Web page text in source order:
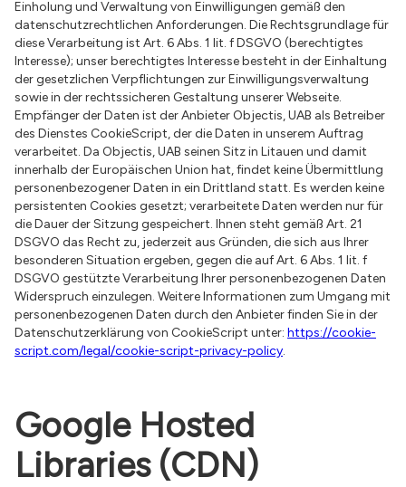
Einholung und Verwaltung von Einwilligungen gemäß den
datenschutzrechtlichen Anforderungen. Die Rechtsgrundlage für
diese Verarbeitung ist Art. 6 Abs. 1 lit. f DSGVO (berechtigtes
Interesse); unser berechtigtes Interesse besteht in der Einhaltung
der gesetzlichen Verpflichtungen zur Einwilligungsverwaltung
sowie in der rechtssicheren Gestaltung unserer Webseite.
Empfänger der Daten ist der Anbieter Objectis, UAB als Betreiber
des Dienstes CookieScript, der die Daten in unserem Auftrag
verarbeitet. Da Objectis, UAB seinen Sitz in Litauen und damit
innerhalb der Europäischen Union hat, findet keine Übermittlung
personenbezogener Daten in ein Drittland statt. Es werden keine
persistenten Cookies gesetzt; verarbeitete Daten werden nur für
die Dauer der Sitzung gespeichert. Ihnen steht gemäß Art. 21
DSGVO das Recht zu, jederzeit aus Gründen, die sich aus Ihrer
besonderen Situation ergeben, gegen die auf Art. 6 Abs. 1 lit. f
DSGVO gestützte Verarbeitung Ihrer personenbezogenen Daten
Widerspruch einzulegen. Weitere Informationen zum Umgang mit
personenbezogenen Daten durch den Anbieter finden Sie in der
Datenschutzerklärung von CookieScript unter: https://cookie-
script.com/legal/cookie-script-privacy-policy.
Google Hosted
Libraries (CDN)